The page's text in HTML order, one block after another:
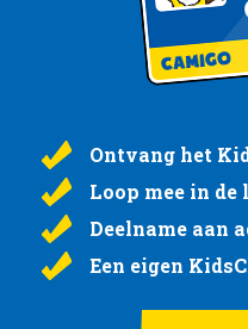
Ontvang het
Loop mee in de
Deelname aan
Een eigen